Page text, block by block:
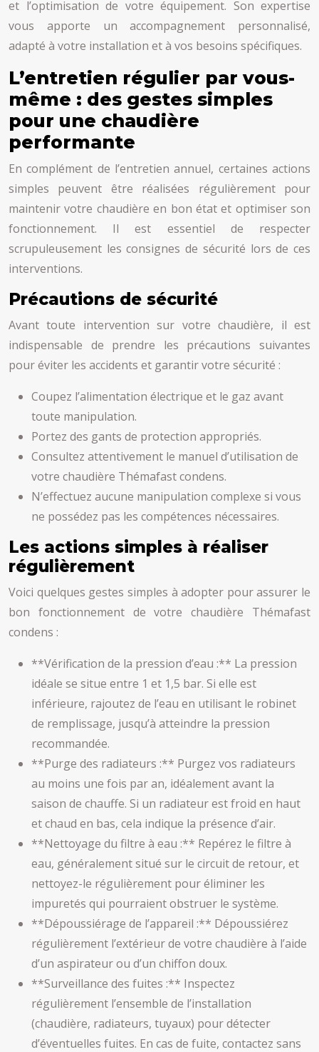
et l’optimisation de votre équipement. Son expertise
vous apporte un accompagnement personnalisé,
adapté à votre installation et à vos besoins spécifiques.
L’entretien régulier par vous-
même : des gestes simples
pour une chaudière
performante
En complément de l’entretien annuel, certaines actions
simples peuvent être réalisées régulièrement pour
maintenir votre chaudière en bon état et optimiser son
fonctionnement. Il est essentiel de respecter
scrupuleusement les consignes de sécurité lors de ces
interventions.
Précautions de sécurité
Avant toute intervention sur votre chaudière, il est
indispensable de prendre les précautions suivantes
pour éviter les accidents et garantir votre sécurité :
Coupez l’alimentation électrique et le gaz avant
toute manipulation.
Portez des gants de protection appropriés.
Consultez attentivement le manuel d’utilisation de
votre chaudière Thémafast condens.
N’effectuez aucune manipulation complexe si vous
ne possédez pas les compétences nécessaires.
Les actions simples à réaliser
régulièrement
Voici quelques gestes simples à adopter pour assurer le
bon fonctionnement de votre chaudière Thémafast
condens :
**Vérification de la pression d’eau :** La pression
idéale se situe entre 1 et 1,5 bar. Si elle est
inférieure, rajoutez de l’eau en utilisant le robinet
de remplissage, jusqu’à atteindre la pression
recommandée.
**Purge des radiateurs :** Purgez vos radiateurs
au moins une fois par an, idéalement avant la
saison de chauffe. Si un radiateur est froid en haut
et chaud en bas, cela indique la présence d’air.
**Nettoyage du filtre à eau :** Repérez le filtre à
eau, généralement situé sur le circuit de retour, et
nettoyez-le régulièrement pour éliminer les
impuretés qui pourraient obstruer le système.
**Dépoussiérage de l’appareil :** Dépoussiérez
régulièrement l’extérieur de votre chaudière à l’aide
d’un aspirateur ou d’un chiffon doux.
**Surveillance des fuites :** Inspectez
régulièrement l’ensemble de l’installation
(chaudière, radiateurs, tuyaux) pour détecter
d’éventuelles fuites. En cas de fuite, contactez sans